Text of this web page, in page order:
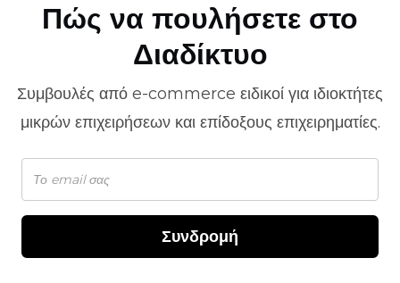
Πώς να πουλήσετε στο
Διαδίκτυο
Συμβουλές από e-commerce ειδικοί για ιδιοκτήτες
μικρών επιχειρήσεων και επίδοξους επιχειρηματίες.
Συνδρομή